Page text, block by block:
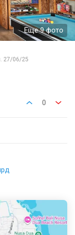
Еще 9 фото
27/06/25
0